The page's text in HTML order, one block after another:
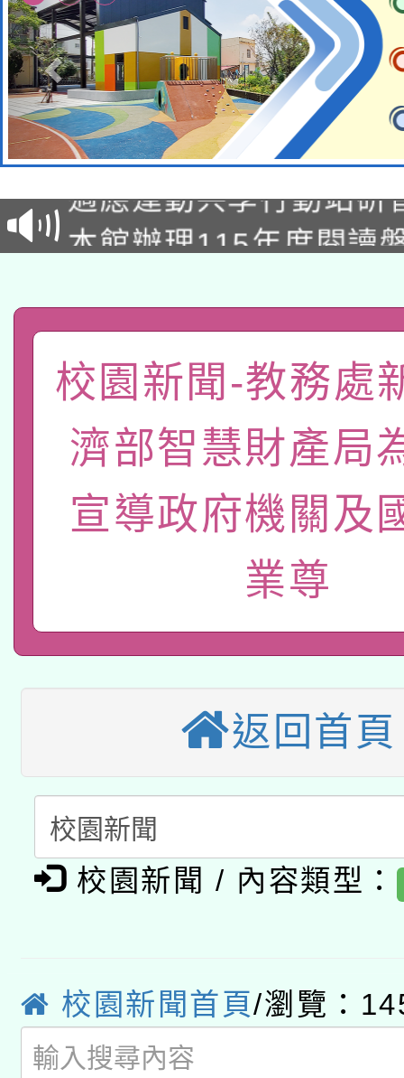
本校115學年度第2次
招甄選結果公告(無人
招)
本館辦理115年度閱讀
礎課程
「數位內容與教學軟體
有關大陸委員會函釋公
薪期間赴陸應申請許可
轉知經濟部水利署委託
業技術研究院辦理「
用水績優單位及節水達
115年8月22日(星期六
桃園市孔廟祈福系列
開 智慧啟航」
本校115學年度第2次
招甄選結果公告(無人
招)
適應運動共學行動站研
本館辦理115年度閱讀
暨閱讀推動專業研習
科技賦能─人工智慧
礎課程
A3數位素養講師名單
「數位內容與教學軟體
pilot」
有關大陸委員會函釋公
薪期間赴陸應申請許可
轉知經濟部水利署委託
用水績優單位及節水達
動」
桃園市孔廟祈福系列
開 智慧啟航」
2026年桃園地景藝術
校園新聞-教務處
濟部智慧財產局
宣導政府機關及
業尊
返回首頁
校園新聞 / 內容類型：
校園新聞首頁/瀏覽：